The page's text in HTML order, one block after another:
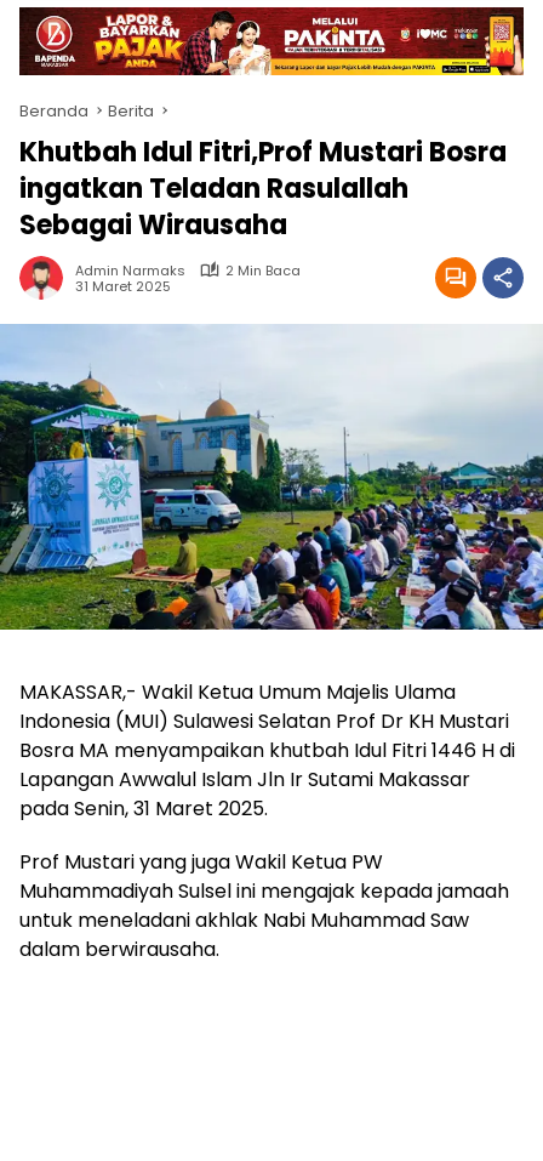
Beranda Berita
Khutbah Idul Fitri,Prof Mustari Bosra
ingatkan Teladan Rasulallah
Sebagai Wirausaha
Admin Narmaks
2 Min Baca
31 Maret 2025
MAKASSAR,- Wakil Ketua Umum Majelis Ulama
Indonesia (MUI) Sulawesi Selatan Prof Dr KH Mustari
Bosra MA menyampaikan khutbah Idul Fitri 1446 H di
Lapangan Awwalul Islam Jln Ir Sutami Makassar
pada Senin, 31 Maret 2025.
Prof Mustari yang juga Wakil Ketua PW
Muhammadiyah Sulsel ini mengajak kepada jamaah
untuk meneladani akhlak Nabi Muhammad Saw
dalam berwirausaha.